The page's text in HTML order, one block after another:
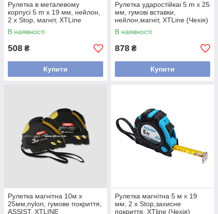
Рулетка в металевому
корпусі 5 m х 19 мм, нейлон,
2 x Stop, магніт, XTLine
(Чехія)
В наявності
508 ₴
Купити
Рулетка ударостійкаі 5 m х 25
мм, гумові вставки,
нейлон,магніт, XTLine (Чехія)
В наявності
878 ₴
Купити
Рулетка магнітна 10м x
25мм,nylon, гумове покриття,
ASSIST, XTLINE
Рулетка магнітна 5 м х 19
мм, 2 x Stop,захисне
покриття, XTline (Чехія)